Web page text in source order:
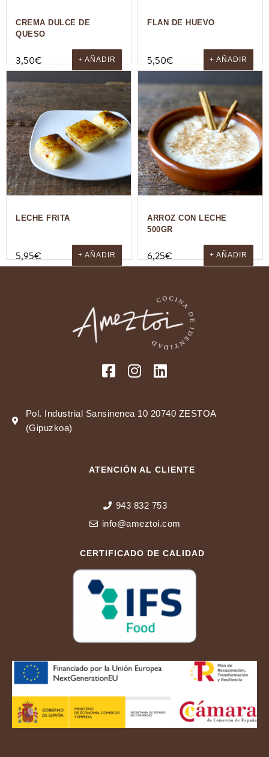
CREMA DULCE DE
QUESO
3,50€ + AÑADIR
FLAN DE HUEVO
5,50€ + AÑADIR
LECHE FRITA
5,95€ + AÑADIR
ARROZ CON LECHE
500GR
6,25€ + AÑADIR
Pol. Industrial Sansinenea 10 20740 ZESTOA
(Gipuzkoa)
ATENCIÓN AL CLIENTE
943 832 753
info@ameztoi.com
CERTIFICADO DE CALIDAD